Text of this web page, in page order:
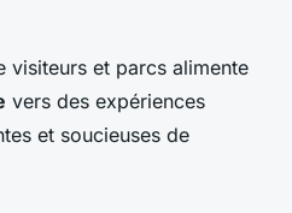
visiteurs et parcs alimente
vers des expériences
et soucieuses de